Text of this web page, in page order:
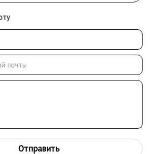
Отправить